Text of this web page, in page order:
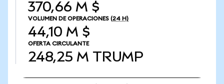
370,66 M $
VOLUMEN DE OPERACIONES (24 H)
44,10 M $
OFERTA CIRCULANTE
248,25 M TRUMP